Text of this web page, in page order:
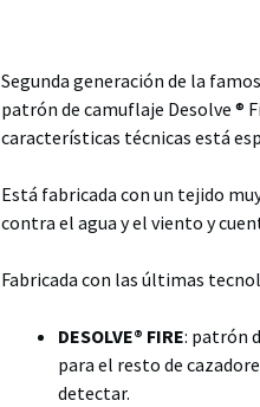
Segunda generación de la
patrón de camuflaje Desolve ®
características técnicas está
Está fabricada con un tejido
contra el agua y el viento y
Fabricada con las últimas
DESOLVE® FIRE: patrón
para el resto de
detectar.